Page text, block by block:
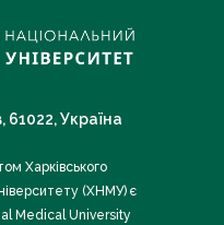
61022, Україна
Харківського
(ХНМУ) є
Medical University